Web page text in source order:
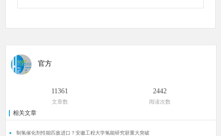
官方
11361
文章数
2442
阅读次数
相关文章
制氢催化剂性能匹敌进口？安徽工程大学氢能研究获重大突破